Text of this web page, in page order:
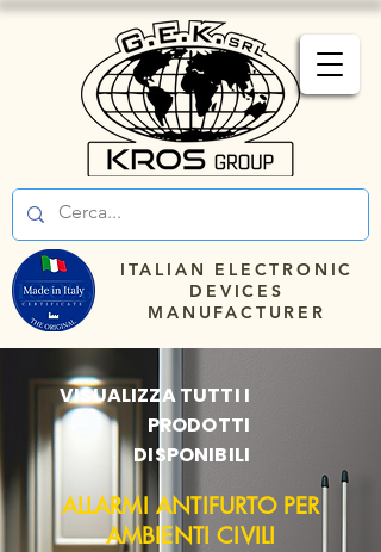
ITALIAN ELECTRONIC
DEVICES
MANUFACTURER
VISUALIZZA TUTTI I
PRODOTTI
DISPONIBILI
ALLARMI ANTIFURTO PER
AMBIENTI CIVILI